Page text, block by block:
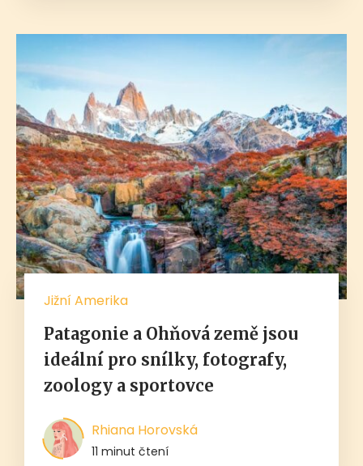
Jižní Amerika
Patagonie a Ohňová země jsou
ideální pro snílky, fotografy,
zoology a sportovce
Rhiana Horovská
11 minut čtení